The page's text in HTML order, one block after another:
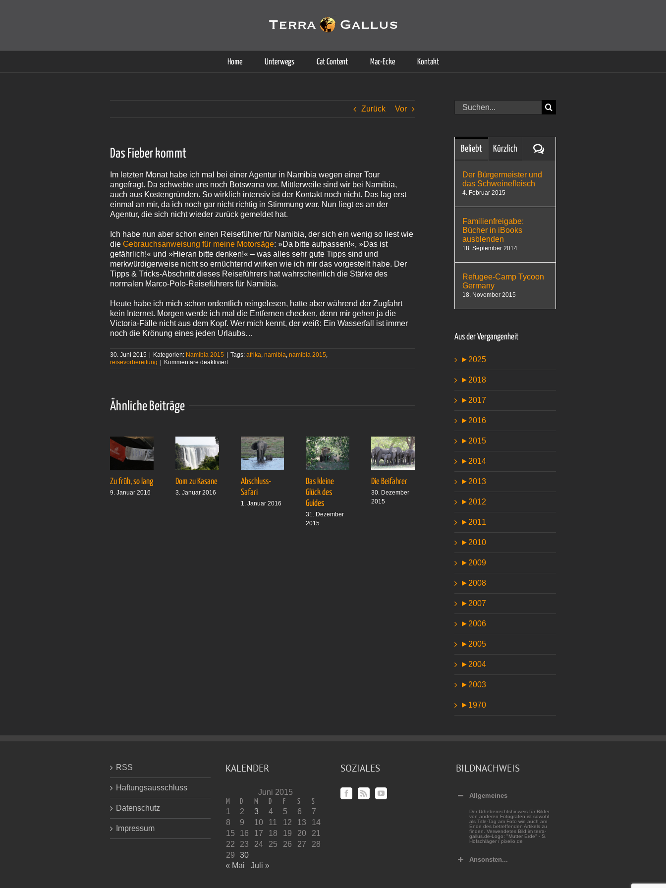
Home Unterwegs Cat Content Mac-Ecke Kontakt
Zurück Vor
Das Fieber kommt
Im letzten Monat habe ich mal bei einer Agentur in Namibia wegen einer Tour
angefragt. Da schwebte uns noch Botswana vor. Mittlerweile sind wir bei Namibia,
auch aus Kostengründen. So wirklich intensiv ist der Kontakt noch nicht. Das lag erst
einmal an mir, da ich noch gar nicht richtig in Stimmung war. Nun liegt es an der
Agentur, die sich nicht wieder zurück gemeldet hat.
Ich habe nun aber schon einen Reiseführer für Namibia, der sich ein wenig so liest wie
die Gebrauchsanweisung für meine Motorsäge: »Da bitte aufpassen!«, »Das ist
gefährlich!« und »Hieran bitte denken!« – was alles sehr gute Tipps sind und
merkwürdigerweise nicht so ernüchternd wirken wie ich mir das vorgestellt habe. Der
Tipps & Tricks-Abschnitt dieses Reiseführers hat wahrscheinlich die Stärke des
normalen Marco-Polo-Reiseführers für Namibia.
Heute habe ich mich schon ordentlich reingelesen, hatte aber während der Zugfahrt
kein Internet. Morgen werde ich mal die Entfernen checken, denn mir gehen ja die
Victoria-Fälle nicht aus dem Kopf. Wer mich kennt, der weiß: Ein Wasserfall ist immer
noch die Krönung eines jeden Urlaubs…
30. Juni 2015 | Kategorien: Namibia 2015 | Tags: afrika namibia namibia 2015
reisevorbereitung | Kommentare deaktiviertfür
Ähnliche Beiträge
Zu früh, so lang
9. Januar 2016
Dom zu Kasane
3. Januar 2016
Abschluss-
Safari
1. Januar 2016
Das kleine
Glück des
Guides
31. Dezember
2015
Die Beifahrer
30. Dezember
2015
Zu früh, so lang
Suche
nach:
Beliebt Kürzlich Kommentare
Der Bürgermeister und
das Schweinefleisch
4. Februar 2015
Familienfreigabe:
Bücher in iBooks
ausblenden
18. September 2014
Refugee-Camp Tycoon
Germany
18. November 2015
Aus der Vergangenheit
► 2025
► 2018
► 2017
► 2016
► 2015
► 2014
► 2013
► 2012
► 2011
► 2010
► 2009
► 2008
► 2007
► 2006
► 2005
► 2004
► 2003
► 1970
RSS
Haftungsausschluss
Datenschutz
Impressum
KALENDER
Juni 2015
M D M D F S S
1 2 3 4 5 6
7
8
9 10 11 12 13
14
15
16 17 18 19 20
21
22
23 24 25 26 27
28
29
30
« Mai
Juli »
SOZIALES BILDNACHWEIS
Allgemeines
Der Urheberrechtshinweis für Bilder
von anderen Fotografen ist sowohl
als Title-Tag am Foto wie auch am
Ende des betreffenden Artikels zu
finden. Verwendetes Bild im terra-
gallus.de-Logo: "Mutter Erde" - S.
Hofschläger / pixelio.de
Ansonsten...
Cookies helfen auf auf dieser Seite bei der Bereitstellung der Dienste. Durch die Nutzung dieser Webseite erklären Sie sich damit einverstanden, dass Cookies gesetzt werden.
Weitere Informationen